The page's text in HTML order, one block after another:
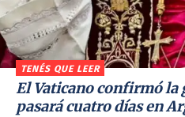
TENÉS QUE LEER
El Vaticano confirmó la
pasará cuatro días en